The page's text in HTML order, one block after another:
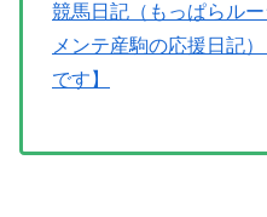
競馬日記（もっぱらル
メンテ産駒の応援日
です】